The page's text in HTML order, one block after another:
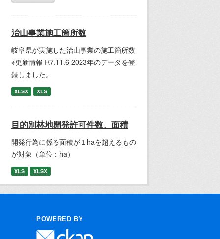
治山事業施工箇所数
岐阜県が実施した治山事業の施工箇所数
※更新情報 R7.11.6 2023年のデータを登
録しました。
XLSX XLS
目的別林地開発許可件数、面積
開発行為に係る面積が１haを超えるもの
が対象（単位：ha）
XLS XLSX
POWERED BY